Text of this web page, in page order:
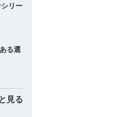
リー
る選
見る